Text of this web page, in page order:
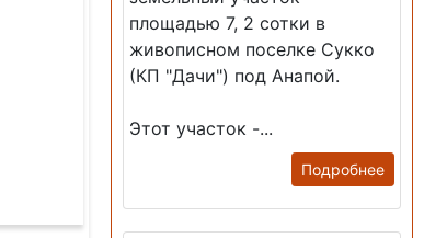
площадью 7, 2 сотки в
живописном поселке Сукко
(КП "Дачи") под Анапой.
Этот участок -...
Подробнее